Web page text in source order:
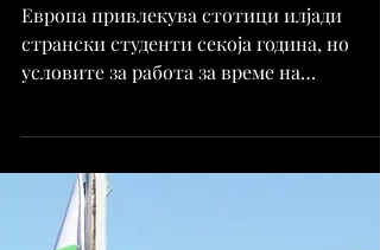
Sep 22, 2025
По Словенија, Бугарија е една од
македонските студенти
Европа привлекува стотици илјади
странски студенти секоја година, но
условите за работа за време на